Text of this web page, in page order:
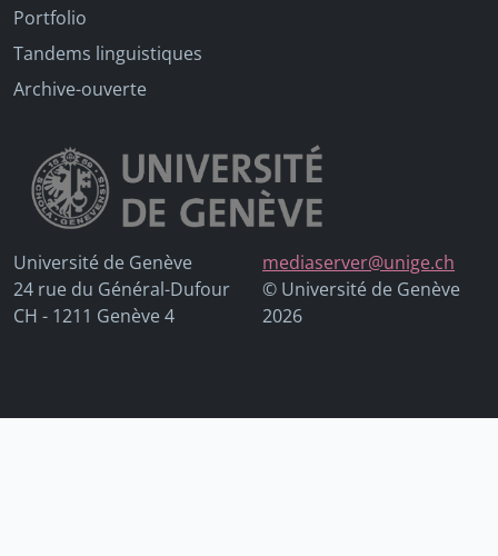
Portfolio
Tandems linguistiques
Archive-ouverte
Université de Genève
24 rue du Général-Dufour
CH - 1211 Genève 4
mediaserver@unige.ch
© Université de Genève
2026